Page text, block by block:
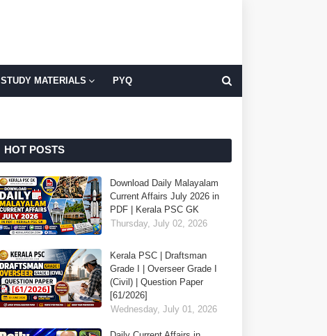
STUDY MATERIALS PYQ
HOT POSTS
Download Daily Malayalam
Current Affairs July 2026 in
PDF | Kerala PSC GK
Thursday, July 02, 2026
Kerala PSC | Draftsman
Grade I | Overseer Grade I
(Civil) | Question Paper
[61/2026]
Wednesday, July 01, 2026